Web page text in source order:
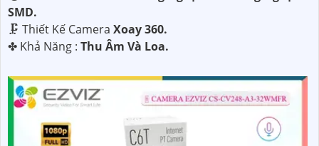
SMD.
🗜️ Thiết Kế Camera Xoay 360.
️✤ Khả Năng : Thu Âm Và Loa.